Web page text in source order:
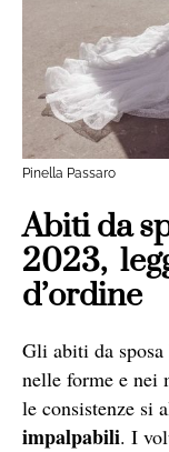
Pinella Passaro
Abiti da
2023,
d’ordine
Gli abiti da sposa
nelle forme e nei
le consistenze si
impalpabili. I